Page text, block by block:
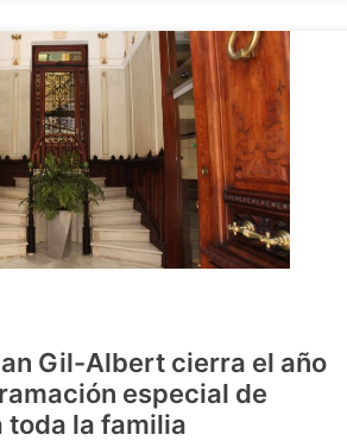
Gil-Albert cierra el año
especial de
toda la familia